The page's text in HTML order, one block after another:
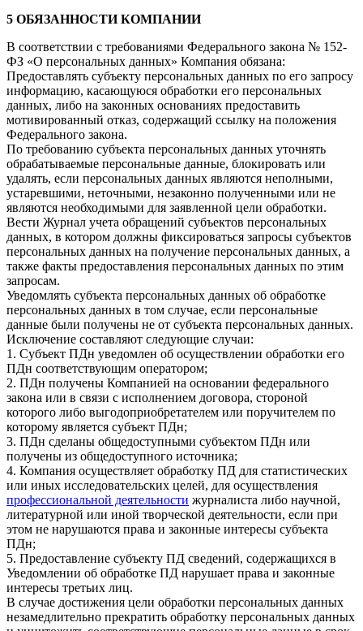
5 ОБЯЗАННОСТИ КОМПАНИИ
В соответствии с требованиями Федерального закона № 152-
ФЗ «О персональных данных» Компания обязана:
Предоставлять субъекту персональных данных по его запросу
информацию, касающуюся обработки его персональных
данных, либо на законных основаниях предоставить
мотивированный отказ, содержащий ссылку на положения
Федерального закона.
По требованию субъекта персональных данных уточнять
обрабатываемые персональные данные, блокировать или
удалять, если персональных данных являются неполными,
устаревшими, неточными, незаконно полученными или не
являются необходимыми для заявленной цели обработки.
Вести Журнал учета обращений субъектов персональных
данных, в котором должны фиксироваться запросы субъектов
персональных данных на получение персональных данных, а
также факты предоставления персональных данных по этим
запросам.
Уведомлять субъекта персональных данных об обработке
персональных данных в том случае, если персональные
данные были получены не от субъекта персональных данных.
Исключение составляют следующие случаи:
1. Субъект ПДн уведомлен об осуществлении обработки его
ПДн соответствующим оператором;
2. ПДн получены Компанией на основании федерального
закона или в связи с исполнением договора, стороной
которого либо выгодоприобретателем или поручителем по
которому является субъект ПДн;
3. ПДн сделаны общедоступными субъектом ПДн или
получены из общедоступного источника;
4. Компания осуществляет обработку ПД для статистических
или иных исследовательских целей, для осуществления
профессиональной деятельности журналиста либо научной,
литературной или иной творческой деятельности, если при
этом не нарушаются права и законные интересы субъекта
ПДн;
5. Предоставление субъекту ПД сведений, содержащихся в
Уведомлении об обработке ПД нарушает права и законные
интересы третьих лиц.
В случае достижения цели обработки персональных данных
незамедлительно прекратить обработку персональных данных